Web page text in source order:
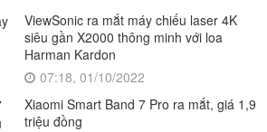
ViewSonic ra mắt máy chiếu laser 4K
siêu gần X2000 thông minh với loa
Harman Kardon
07:18, 01/10/2022
Xiaomi Smart Band 7 Pro ra mắt, giá 1,9
triệu đồng